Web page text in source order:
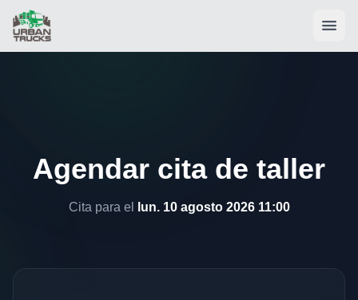
Agendar cita de taller
Cita para el lun. 10 agosto 2026 11:00